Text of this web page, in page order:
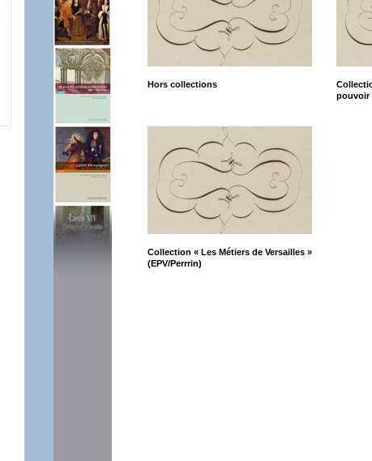
Hors collections
pouvoir
Collection « Les Métiers de Versailles »
(EPV/Perrrin)